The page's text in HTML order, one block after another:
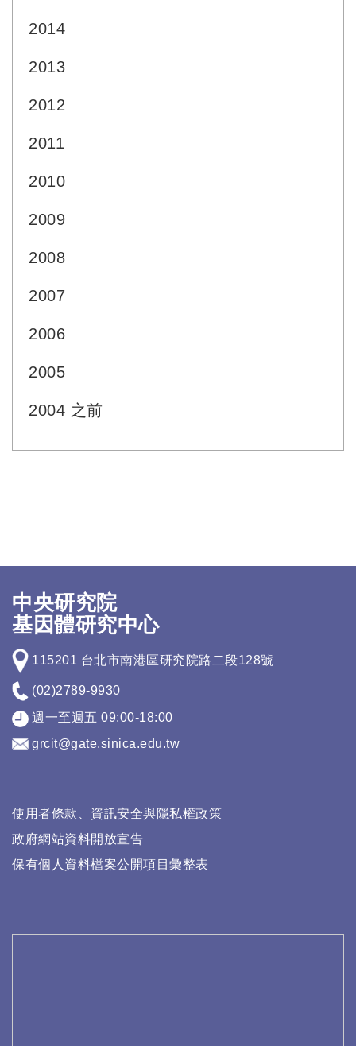
2014
2013
2012
2011
2010
2009
2008
2007
2006
2005
2004 之前
中央研究院
基因體研究中心
115201 台北市南港區研究院路二段128號
(02)2789-9930
週一至週五 09:00-18:00
grcit@gate.sinica.edu.tw
使用者條款、資訊安全與隱私權政策
政府網站資料開放宣告
保有個人資料檔案公開項目彙整表